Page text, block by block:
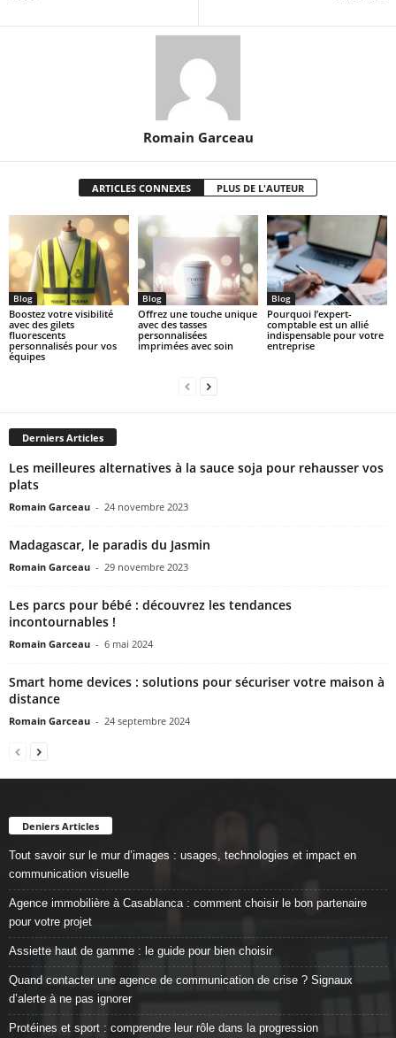
Romain Garceau
ARTICLES CONNEXES PLUS DE L'AUTEUR
Blog
Boostez votre visibilité
avec des gilets
fluorescents
personnalisés pour vos
équipes
Blog
Offrez une touche unique
avec des tasses
personnalisées
imprimées avec soin
Blog
Pourquoi l’expert-
comptable est un allié
indispensable pour votre
entreprise
Derniers Articles
Les meilleures alternatives à la sauce soja pour rehausser vos
plats
Romain Garceau - 24 novembre 2023
Madagascar, le paradis du Jasmin
Romain Garceau - 29 novembre 2023
Les parcs pour bébé : découvrez les tendances
incontournables !
Romain Garceau - 6 mai 2024
Smart home devices : solutions pour sécuriser votre maison à
distance
Romain Garceau - 24 septembre 2024
Deniers Articles
Tout savoir sur le mur d’images : usages, technologies et impact en
communication visuelle
Agence immobilière à Casablanca : comment choisir le bon partenaire
pour votre projet
Assiette haut de gamme : le guide pour bien choisir
Quand contacter une agence de communication de crise ? Signaux
d’alerte à ne pas ignorer
Protéines et sport : comprendre leur rôle dans la progression